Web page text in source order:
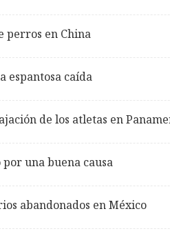
perros en China
espantosa caída
de los atletas en
una buena causa
abandonados en México